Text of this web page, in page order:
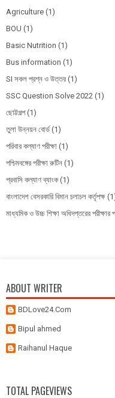
Agriculture (1)
BOU (1)
Basic Nutrition (1)
Bus information (1)
SI সকল প্রশ্ন ও উত্তর (1)
SSC Question Solve 2022 (1)
ছোট্টগল্প (1)
তুলা উন্নয়ন বোর্ড (1)
পরিবার কল্যাণ পরীক্ষা (1)
পশ্চিমবঙ্গের পরীক্ষা রুটিন (1)
প্রবাসি কল্যাণ ব্যাংক (1)
বাংলাদেশ বেসরকারি বিমান চলাচল কর্তৃপক্ষ
মাধ্যমিক ও উচ্চ শিক্ষা অধিদপ্তরের পরীক্ষার
ABOUT WRITER
BDLove24.Com
Bipul ahmed
Raihanul Haque
TOTAL PAGEVIEWS